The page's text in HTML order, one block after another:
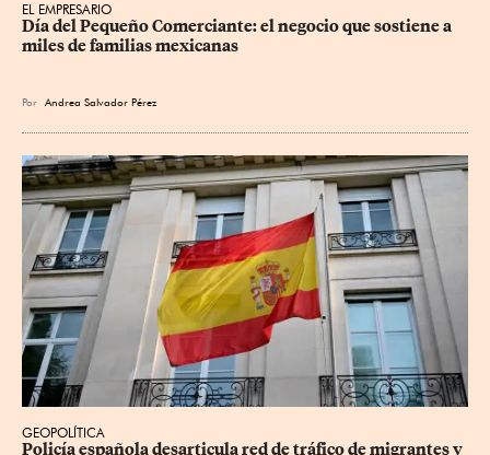
EL EMPRESARIO
Día del Pequeño Comerciante: el negocio que sostiene a
miles de familias mexicanas
Por Andrea Salvador Pérez
GEOPOLÍTICA
Policía española desarticula red de tráfico de migrantes y